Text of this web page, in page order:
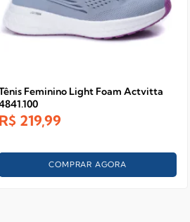
Feminino Light Foam Actvitta
R$ 219,99
COMPRAR AGORA